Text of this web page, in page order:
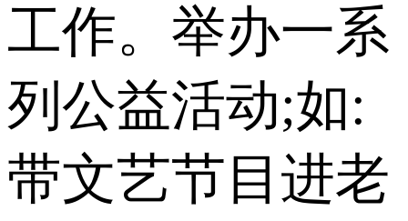
工作。举办一系
列公益活动;如:
带文艺节目进老